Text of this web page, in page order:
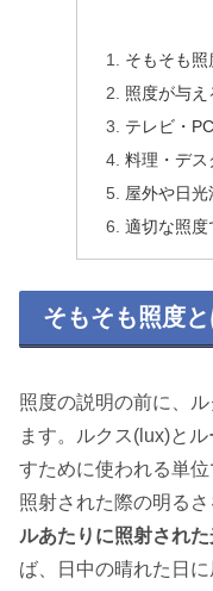
そもそも照
照度が与え
テレビ・
料理・デス
屋外や日
適切な照度
そもそも照度と
照度の説明の前に、
ます。ルクス(lux)と
すために使われる単
照射された際の明るさ
ルあたりに照射され
ば、日中の晴れた日